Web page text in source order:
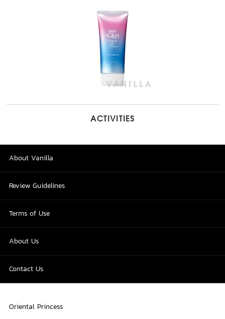
ACTIVITIES
About Vanilla
Review Guidelines
Terms of Use
About Us
Contact Us
Oriental Princess